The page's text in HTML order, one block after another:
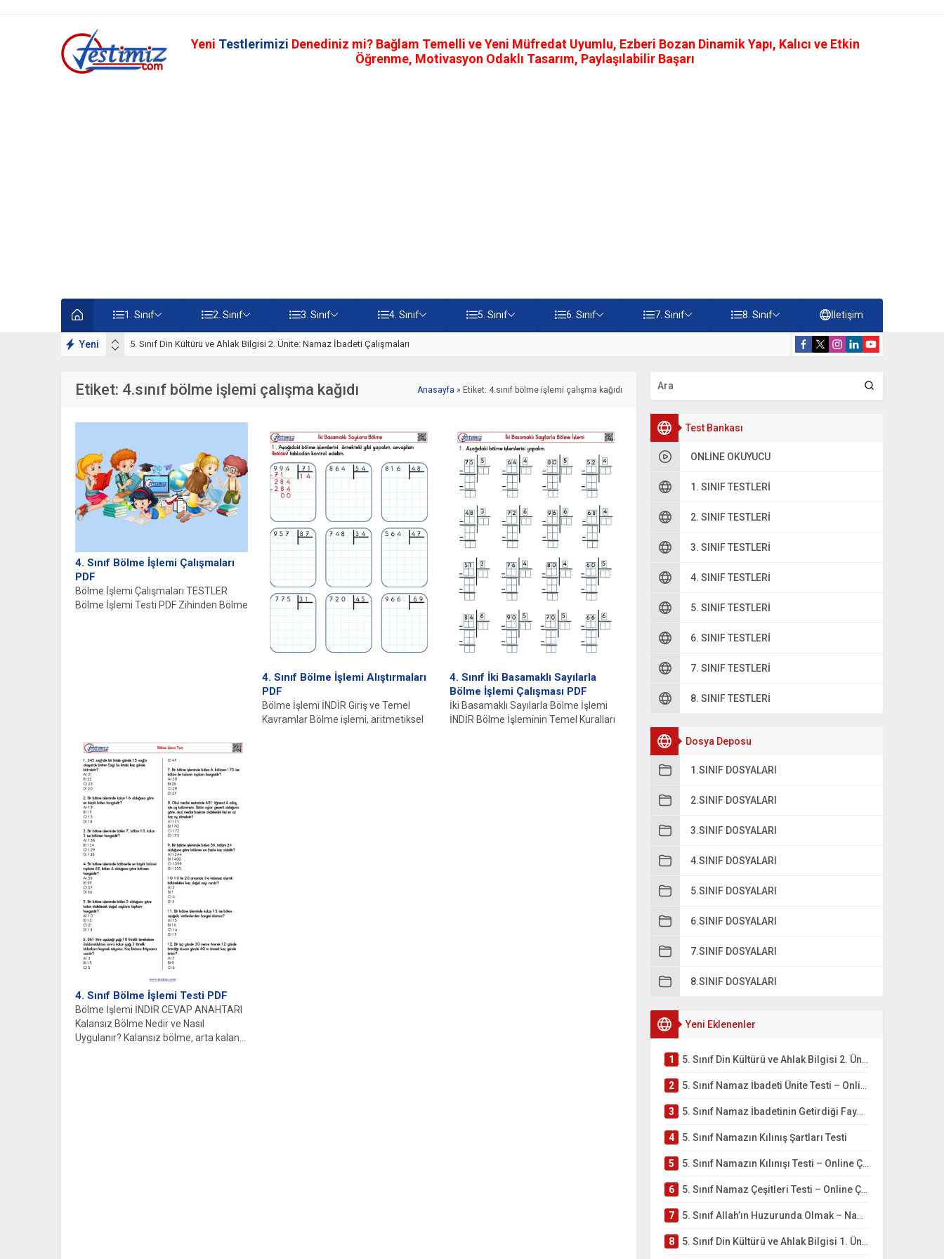
Yeni Testlerimizi Denediniz mi? Bağlam Temelli ve Yeni Müfredat Uyumlu, Ezberi Bozan Dinamik Yapı, Kalıcı ve Etkin
Öğrenme, Motivasyon Odaklı Tasarım, Paylaşılabilir Başarı
1. Sınıf 2. Sınıf 3. Sınıf 4. Sınıf 5. Sınıf 6. Sınıf 7. Sınıf 8. Sınıf İletişim
Yeni 5. Sınıf Namaz İbadeti Ünite Testi – Online Çöz
Test Bankası
ONLINE OKUYUCU
1. SINIF TESTLERI
2. SINIF TESTLERI
3. SINIF TESTLERI
4. SINIF TESTLERI
5. SINIF TESTLERI
6. SINIF TESTLERI
7. SINIF TESTLERI
8. SINIF TESTLERI
Dosya Deposu
1.SINIF DOSYALARI
2.SINIF DOSYALARI
3.SINIF DOSYALARI
4.SINIF DOSYALARI
5.SINIF DOSYALARI
6.SINIF DOSYALARI
7.SINIF DOSYALARI
8.SINIF DOSYALARI
Yeni Eklenenler
1 5. Sınıf Din Kültürü ve Ahlak Bilgisi 2. Ünite: Namaz İbadeti Çalışmaları
2 5. Sınıf Namaz İbadeti Ünite Testi – Online Çöz
3 5. Sınıf Namaz İbadetinin Getirdiği Faydalar Testi
4 5. Sınıf Namazın Kılınış Şartları Testi
5 5. Sınıf Namazın Kılınışı Testi – Online Çöz
6 5. Sınıf Namaz Çeşitleri Testi – Online Çöz
7 5. Sınıf Allah’ın Huzurunda Olmak – Namaz İbadeti Testi
8 5. Sınıf Din Kültürü ve Ahlak Bilgisi 1. Ünite: Allah İnancı Çalışmaları
Etiket: 4.sınıf bölme işlemi çalışma kağıdı Anasayfa » Etiket: 4.sınıf bölme işlemi çalışma kağıdı
4. Sınıf Bölme İşlemi Çalışmaları
PDF
Bölme İşlemi Çalışmaları TESTLER
Bölme İşlemi Testi PDF Zihinden Bölme
4. Sınıf Bölme İşlemi Alıştırmaları
PDF
Bölme İşlemi İNDİR Giriş ve Temel
Kavramlar Bölme işlemi, aritmetiksel
4. Sınıf İki Basamaklı Sayılarla
Bölme İşlemi Çalışması PDF
İki Basamaklı Sayılarla Bölme İşlemi
İNDİR Bölme İşleminin Temel Kuralları
4. Sınıf Bölme İşlemi Testi PDF
Bölme İşlemi İNDİR CEVAP ANAHTARI
Kalansız Bölme Nedir ve Nasıl
Uygulanır? Kalansız bölme, arta kalan...